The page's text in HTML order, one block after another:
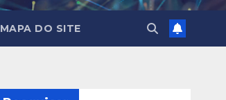
MAPA DO SITE